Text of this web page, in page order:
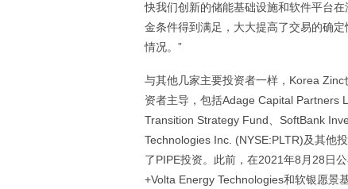
快我们创新的储能基础设施和软件平台
金条件得到满足，大大提高了交易的确
情况。”
与其他几家主要投资者一样，Korea
资者主导，包括Adage Capital Partners
Transition Strategy Fund、SoftBank
Technologies Inc. (NYSE:PLTR)及其他
了PIPE投资。此前，在2021年8月28日
+Volta Energy Technologies和软银愿景